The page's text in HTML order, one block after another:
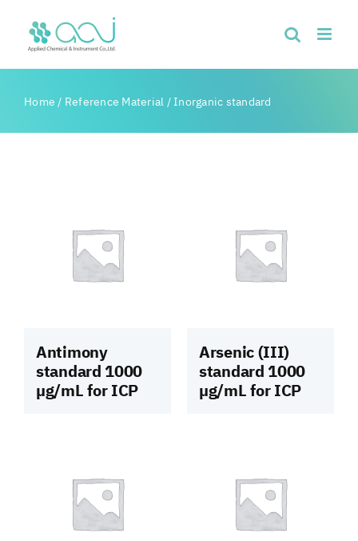
content
Home/ Reference Material/Inorganic standard
Antimony
standard 1000
µg/mL for ICP
Arsenic (III)
standard 1000
µg/mL for ICP